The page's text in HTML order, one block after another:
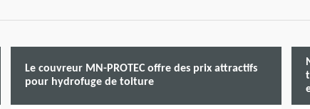
Le couvreur MN-PROTEC offre des prix attractifs
pour hydrofuge de toiture